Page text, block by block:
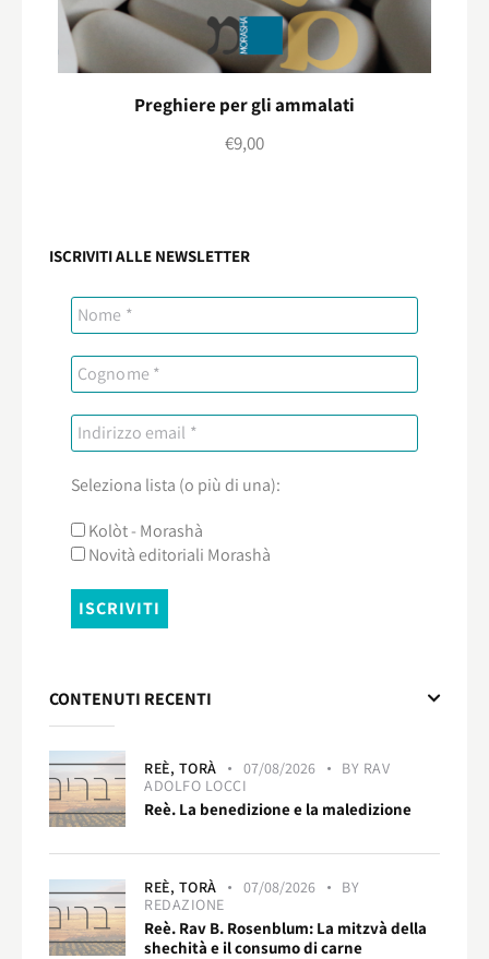
Preghiere per gli ammalati
€9,00
ISCRIVITI ALLE NEWSLETTER
Seleziona lista (o più di una):
Kolòt - Morashà
Novità editoriali Morashà
CONTENUTI RECENTI
REÈ, TORÀ 07/08/2026 BY RAV
ADOLFO LOCCI
Reè. La benedizione e la maledizione
REÈ, TORÀ 07/08/2026
BY
REDAZIONE
Reè. Rav B. Rosenblum: La mitzvà della
shechità e il consumo di carne